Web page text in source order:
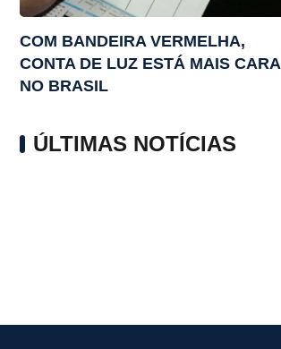
COM BANDEIRA VERMELHA,
CONTA DE LUZ ESTÁ MAIS CARA
NO BRASIL
ÚLTIMAS NOTÍCIAS